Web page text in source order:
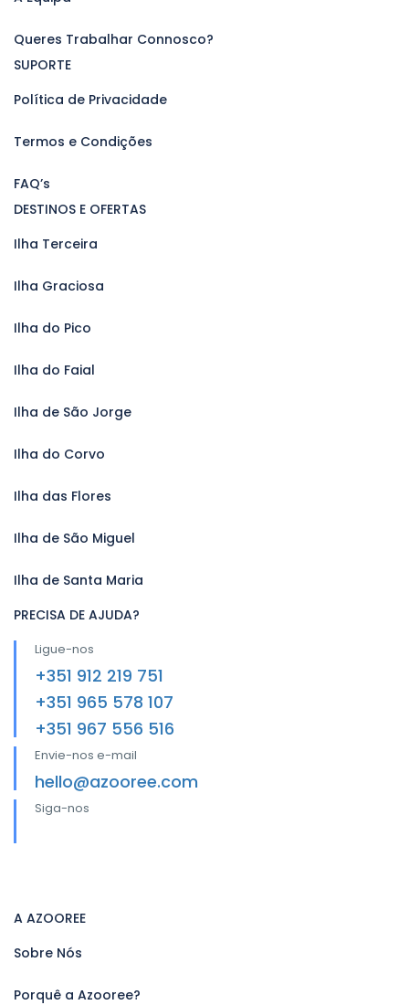
Queres Trabalhar Connosco?
SUPORTE
Política de Privacidade
Termos e Condições
FAQ’s
DESTINOS E OFERTAS
Ilha Terceira
Ilha Graciosa
Ilha do Pico
Ilha do Faial
Ilha de São Jorge
Ilha do Corvo
Ilha das Flores
Ilha de São Miguel
Ilha de Santa Maria
PRECISA DE AJUDA?
Ligue-nos
+351 912 219 751
+351 965 578 107
+351 967 556 516
Envie-nos e-mail
hello@azooree.com
Siga-nos
A AZOOREE
Sobre Nós
Porquê a Azooree?